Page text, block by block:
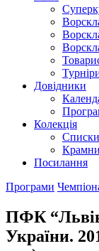
Довідники
Колекція
Списки
Посилання
Програми
ПФК
України.